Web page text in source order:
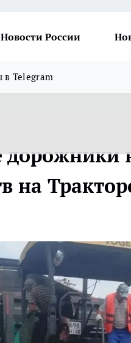
Новости России
Telegram
на